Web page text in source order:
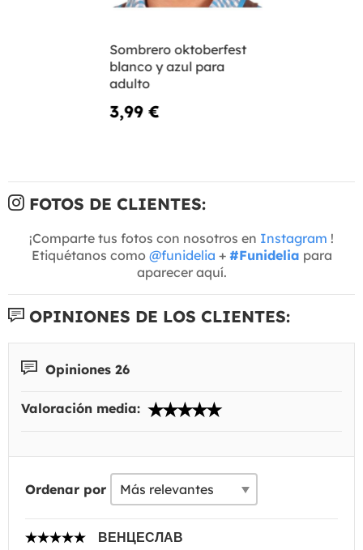
Sombrero oktoberfest
blanco y azul para
adulto
3,99 €
FOTOS DE CLIENTES:
¡Comparte tus fotos con nosotros en Instagram !
Etiquétanos como @funidelia + #Funidelia para
aparecer aquí.
OPINIONES DE LOS CLIENTES:
Opiniones 26
Valoración media:
Ordenar por
ВЕНЦЕСЛАВ